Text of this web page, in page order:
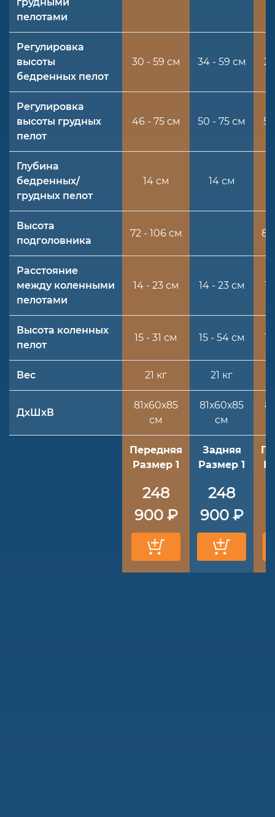
пелотами
Регулировка
высоты
бедренных пелот
30 - 59 см 34 - 59 см
Регулировка
высоты грудных
пелот
46 - 75 см 50 - 75 см
Глубина
бедренных/
грудных пелот
14 см 14 см
Высота
подголовника
72 - 106 см 80
Расстояние
между коленными
пелотами
14 - 23 см 14 - 23 см
Высота коленных
пелот
15 - 31 см 15 - 54 см
Вес 21 кг 21 кг
ДхШхВ
81х60х85
см
81х60х85
см
Передняя
Размер 1
248
900 ₽
Задняя
Размер 1
248
900 ₽